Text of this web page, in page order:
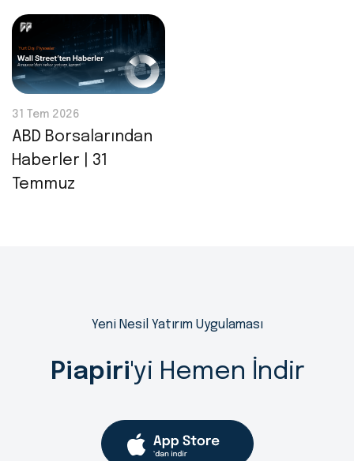
31 Tem 2026
ABD Borsalarından
Haberler | 31
Temmuz
Yeni Nesil Yatırım Uygulaması
Piapiri'yi Hemen İndir